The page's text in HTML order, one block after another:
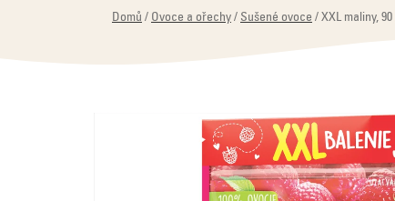
Domů / Ovoce a ořechy / Sušené ovoce / XXL maliny, 90